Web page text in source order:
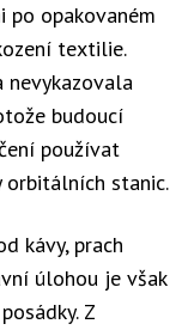
po opakovaném
textilie.
nevykazovala
budoucí
používat
orbitálních stanic.
kávy, prach
úlohou je však
Z